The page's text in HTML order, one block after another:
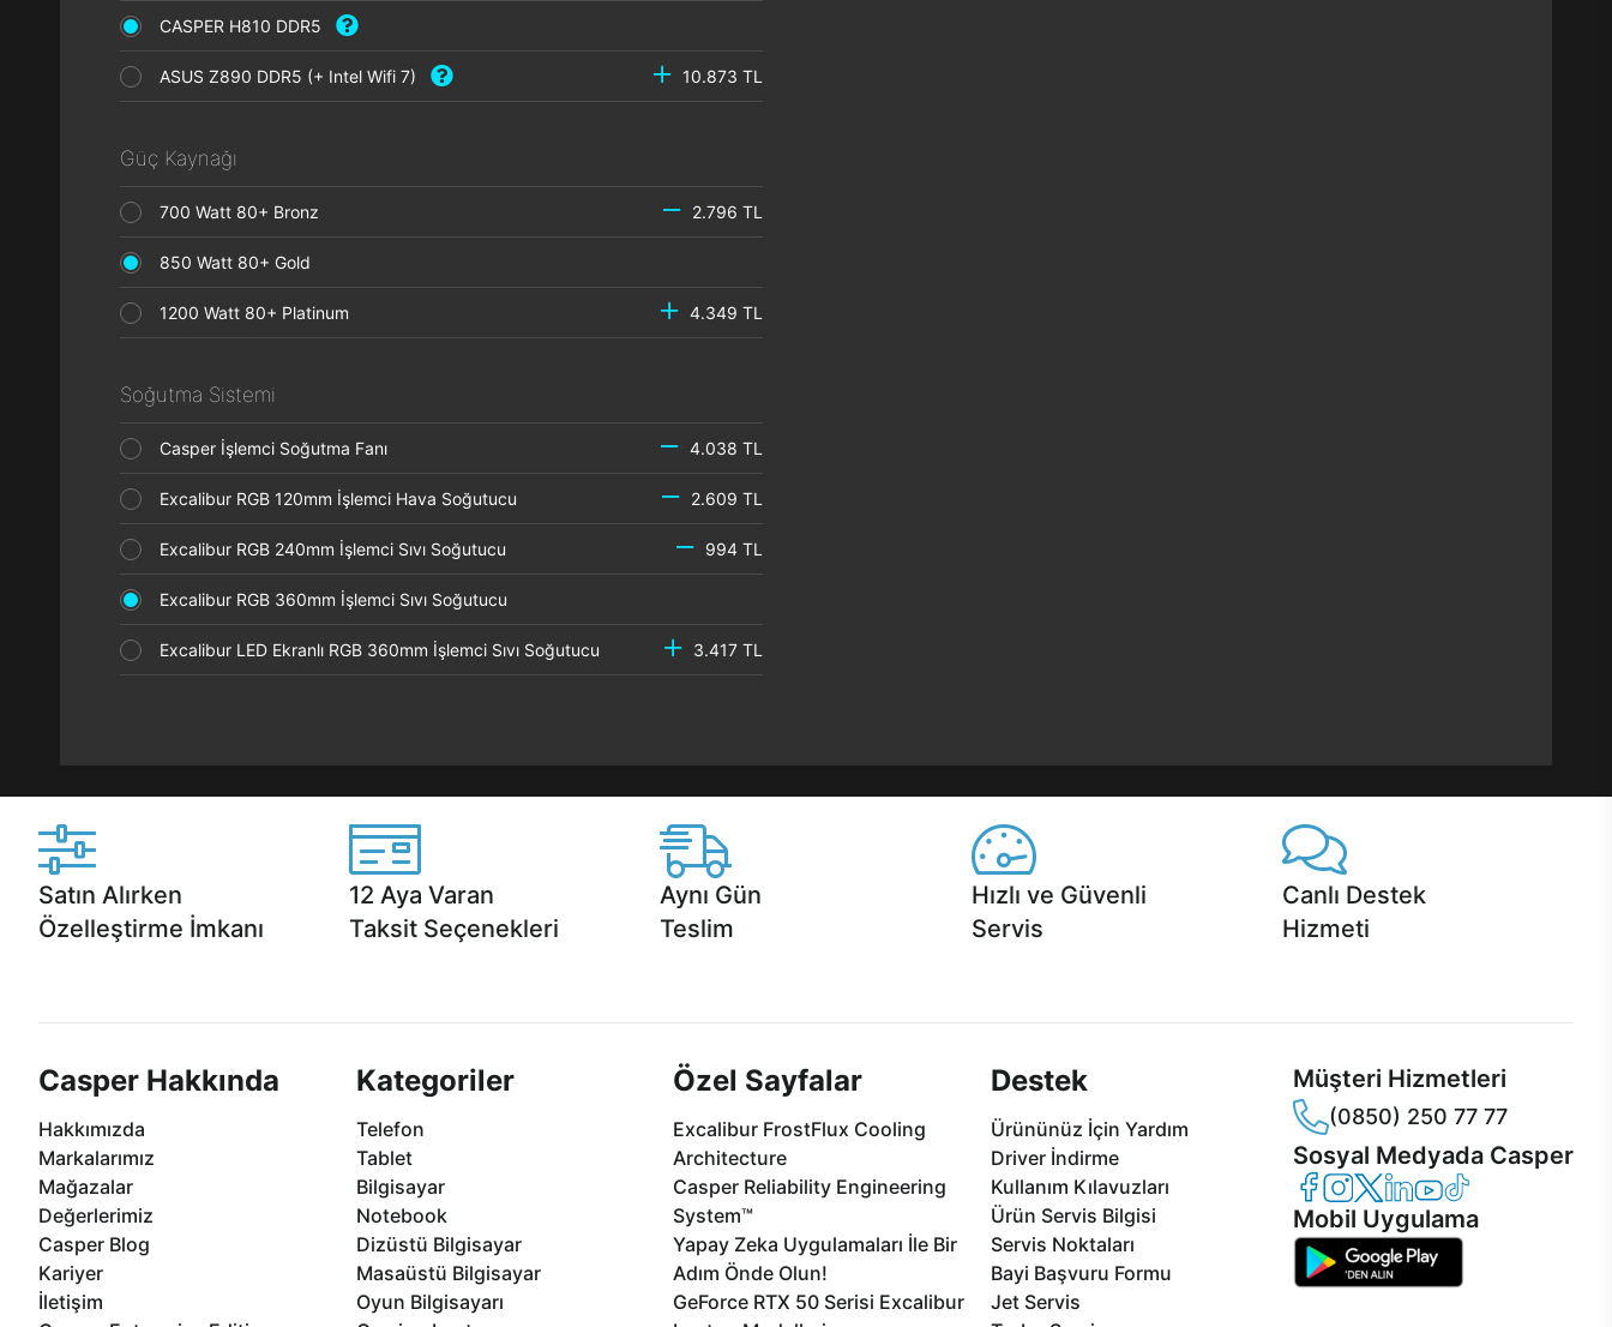
CASPER H810 DDR5
ASUS Z890 DDR5 (+ Intel Wifi 7) 10.873 TL
Güç Kaynağı
700 Watt 80+ Bronz 2.796 TL
850 Watt 80+ Gold
1200 Watt 80+ Platinum 4.349 TL
Soğutma Sistemi
Casper İşlemci Soğutma Fanı 4.038 TL
Excalibur RGB 120mm İşlemci Hava Soğutucu 2.609 TL
Excalibur RGB 240mm İşlemci Sıvı Soğutucu 994 TL
Excalibur RGB 360mm İşlemci Sıvı Soğutucu
Excalibur LED Ekranlı RGB 360mm İşlemci Sıvı Soğutucu 3.417 TL
Satın Alırken
Özelleştirme İmkanı
12 Aya Varan
Taksit Seçenekleri
Aynı Gün
Teslim
Hızlı ve Güvenli
Servis
Canlı Destek
Hizmeti
Casper Hakkında
Hakkımızda
Markalarımız
Mağazalar
Değerlerimiz
Casper Blog
Kariyer
İletişim
Kategoriler
Telefon
Tablet
Bilgisayar
Notebook
Dizüstü Bilgisayar
Masaüstü Bilgisayar
Oyun Bilgisayarı
Özel Sayfalar
Excalibur FrostFlux Cooling
Architecture
Casper Reliability Engineering
System™
Yapay Zeka Uygulamaları İle Bir
Adım Önde Olun!
GeForce RTX 50 Serisi Excalibur
Destek
Ürününüz İçin Yardım
Driver İndirme
Kullanım Kılavuzları
Ürün Servis Bilgisi
Servis Noktaları
Bayi Başvuru Formu
Jet Servis
Müşteri Hizmetleri
(0850) 250 77 77
Sosyal Medyada Casper
Casper Facebook
Casper Instagram
Casper Twitter
Casper LinkedIn
Casper YouTube
Casper TikTok
Mobil Uygulama